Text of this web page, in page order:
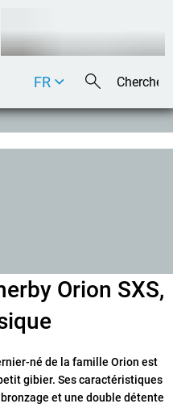
DE
FR
IT
Orion SXS,
né de la famille Orion est
gibier. Ses caractéristiques
et une double détente